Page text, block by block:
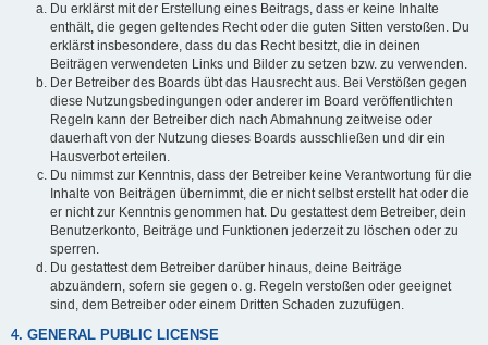
Du erklärst mit der Erstellung eines Beitrags, dass er keine Inhalte
enthält, die gegen geltendes Recht oder die guten Sitten verstoßen. Du
erklärst insbesondere, dass du das Recht besitzt, die in deinen
Beiträgen verwendeten Links und Bilder zu setzen bzw. zu verwenden.
Der Betreiber des Boards übt das Hausrecht aus. Bei Verstößen gegen
diese Nutzungsbedingungen oder anderer im Board veröffentlichten
Regeln kann der Betreiber dich nach Abmahnung zeitweise oder
dauerhaft von der Nutzung dieses Boards ausschließen und dir ein
Hausverbot erteilen.
Du nimmst zur Kenntnis, dass der Betreiber keine Verantwortung für die
Inhalte von Beiträgen übernimmt, die er nicht selbst erstellt hat oder die
er nicht zur Kenntnis genommen hat. Du gestattest dem Betreiber, dein
Benutzerkonto, Beiträge und Funktionen jederzeit zu löschen oder zu
sperren.
Du gestattest dem Betreiber darüber hinaus, deine Beiträge
abzuändern, sofern sie gegen o. g. Regeln verstoßen oder geeignet
sind, dem Betreiber oder einem Dritten Schaden zuzufügen.
4. GENERAL PUBLIC LICENSE